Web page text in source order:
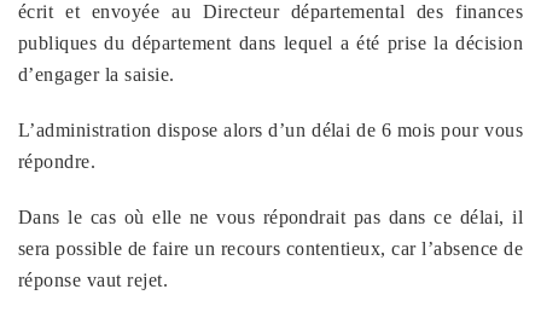
écrit et envoyée au Directeur départemental des finances
publiques du département dans lequel a été prise la décision
d’engager la saisie.
L’administration dispose alors d’un délai de 6 mois pour vous
répondre.
Dans le cas où elle ne vous répondrait pas dans ce délai, il
sera possible de faire un recours contentieux, car l’absence de
réponse vaut rejet.